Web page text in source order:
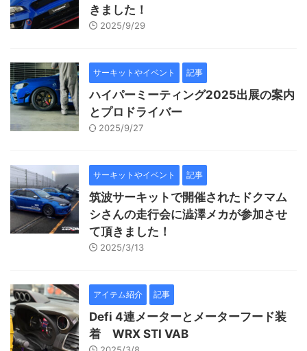
きました！
2025/9/29
サーキットやイベント 記事
ハイパーミーティング2025出展の案内
とプロドライバー
2025/9/27
サーキットやイベント 記事
筑波サーキットで開催されたドクマム
シさんの走行会に澁澤メカが参加させ
て頂きました！
2025/3/13
アイテム紹介 記事
Defi 4連メーターとメーターフード装
着 WRX STI VAB